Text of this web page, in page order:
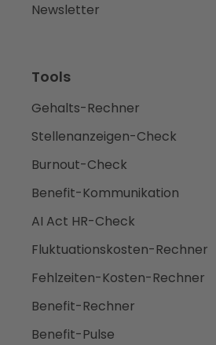
Newsletter
Tools
Gehalts-Rechner
Stellenanzeigen-Check
Burnout-Check
Benefit-Kommunikation
AI Act HR-Check
Fluktuationskosten-Rechner
Fehlzeiten-Kosten-Rechner
Benefit-Rechner
Benefit-Pulse